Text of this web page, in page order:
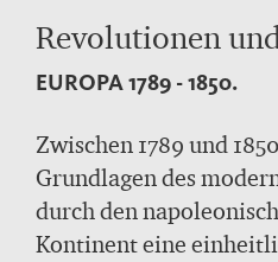
Revolutionen
EUROPA 1789 - 1850.
Zwischen 1789 und
Grundlagen des
durch den
Kontinent eine